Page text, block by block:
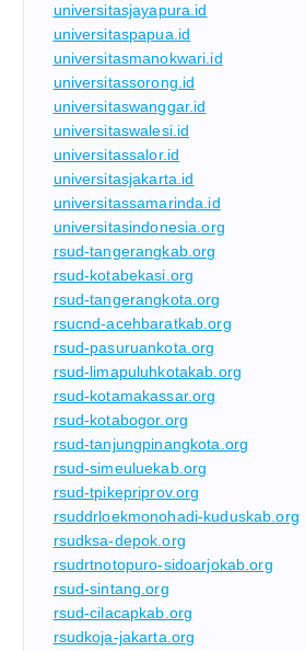
universitasjayapura.id
universitaspapua.id
universitasmanokwari.id
universitassorong.id
universitaswanggar.id
universitaswalesi.id
universitassalor.id
universitasjakarta.id
universitassamarinda.id
universitasindonesia.org
rsud-tangerangkab.org
rsud-kotabekasi.org
rsud-tangerangkota.org
rsucnd-acehbaratkab.org
rsud-pasuruankota.org
rsud-limapuluhkotakab.org
rsud-kotamakassar.org
rsud-kotabogor.org
rsud-tanjungpinangkota.org
rsud-simeuluekab.org
rsud-tpikepriprov.org
rsuddrloekmonohadi-kuduskab.org
rsudksa-depok.org
rsudrtnotopuro-sidoarjokab.org
rsud-sintang.org
rsud-cilacapkab.org
rsudkoja-jakarta.org